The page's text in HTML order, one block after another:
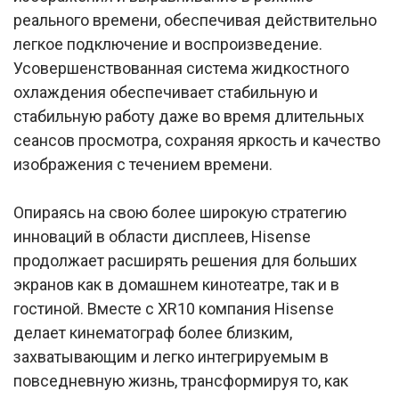
реального времени, обеспечивая действительно
легкое подключение и воспроизведение.
Усовершенствованная система жидкостного
охлаждения обеспечивает стабильную и
стабильную работу даже во время длительных
сеансов просмотра, сохраняя яркость и качество
изображения с течением времени.
Опираясь на свою более широкую стратегию
инноваций в области дисплеев, Hisense
продолжает расширять решения для больших
экранов как в домашнем кинотеатре, так и в
гостиной. Вместе с XR10 компания Hisense
делает кинематограф более близким,
захватывающим и легко интегрируемым в
повседневную жизнь, трансформируя то, как